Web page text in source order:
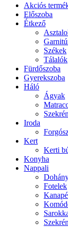
Akciós
Előszoba
Étkező
Székek
Tálalók
Fürdőszoba
Gyerekszoba
Háló
Ágyak
Iroda
Kert
Kerti
Konyha
Nappali
Fotelek